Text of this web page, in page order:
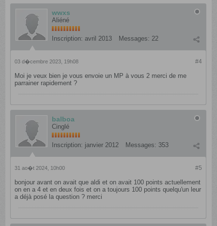
wwxs
Aliéné
Inscription: avril 2013 Messages: 22
#4
03 d�cembre 2023, 19h08
Moi je veux bien je vous envoie un MP à vous 2 merci de me
parrainer rapidement ?
balboa
Cinglé
Inscription: janvier 2012 Messages: 353
#5
31 ao�t 2024, 10h00
bonjour avant on avait que aldi et on avait 100 points actuellement
on en a 4 et en deux fois et on a toujours 100 points quelqu'un leur
a déjà posé la question ? merci